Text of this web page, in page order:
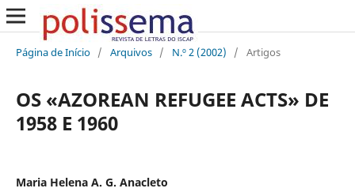
Página de Início / Arquivos / N.º 2 (2002) / Artigos
OS «AZOREAN REFUGEE ACTS» DE
1958 E 1960
Maria Helena A. G. Anacleto